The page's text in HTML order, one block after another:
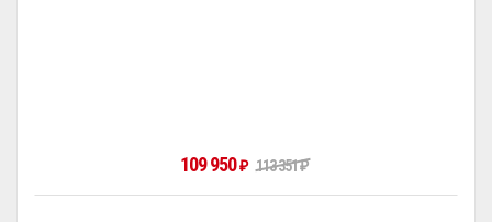
109 950₽ 113 351₽